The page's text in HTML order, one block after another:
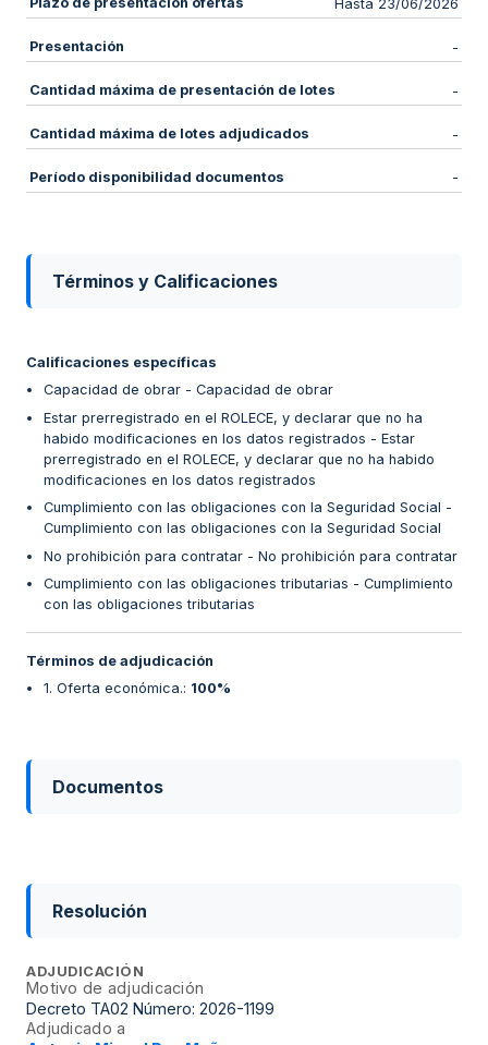
Hasta 23/06/2026
Presentación -
Cantidad máxima de presentación de lotes -
Cantidad máxima de lotes adjudicados -
Período disponibilidad documentos -
Términos y Calificaciones
Calificaciones específicas
Capacidad de obrar - Capacidad de obrar
Estar prerregistrado en el ROLECE, y declarar que no ha
habido modificaciones en los datos registrados - Estar
prerregistrado en el ROLECE, y declarar que no ha habido
modificaciones en los datos registrados
Cumplimiento con las obligaciones con la Seguridad Social -
Cumplimiento con las obligaciones con la Seguridad Social
No prohibición para contratar - No prohibición para contratar
Cumplimiento con las obligaciones tributarias - Cumplimiento
con las obligaciones tributarias
Términos de adjudicación
1. Oferta económica.: 100%
Documentos
Resolución
ADJUDICACIÓN
Motivo de adjudicación
Decreto TA02 Número: 2026-1199
Adjudicado a